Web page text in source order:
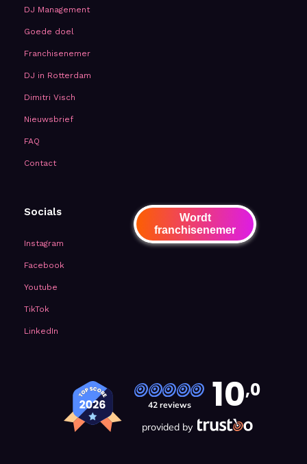
DJ Management
Goede doel
Franchisenemer
DJ in Rotterdam
Dimitri Visch
Nieuwsbrief
FAQ
Contact
Socials
Instagram
Facebook
Youtube
TikTok
LinkedIn
Wordt
franchisenemer
42 reviews 10,0
provided by